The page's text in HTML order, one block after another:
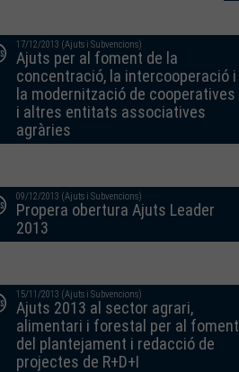
17/12/2013 (Ajuts i Subvencions)
Ajuts per al foment de la
concentració, la intercooperació i
la modernització de cooperatives
i altres entitats associatives
agràries
09/12/2013 (Ajuts i Subvencions)
Propera obertura Ajuts Leader
2013
15/11/2013 (Ajuts i Subvencions)
Ajuts 2013 al sector agrari,
alimentari i forestal per al foment
del plantejament i redacció de
projectes de R+D+I